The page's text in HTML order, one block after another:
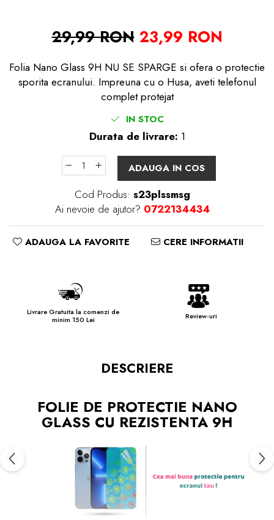
29,99 RON 23,99 RON
Folia Nano Glass 9H NU SE SPARGE si ofera o protectie
sporita ecranului. Impreuna cu o Husa, aveti telefonul
complet protejat
IN STOC
Durata de livrare: 1
ADAUGA IN COS
Cod Produs: s23plssmsg
Ai nevoie de ajutor? 0722134434
ADAUGA LA FAVORITE CERE INFORMATII
Livrare Gratuita la comenzi de
minim 150 Lei
Review-uri
DESCRIERE
FOLIE DE PROTECTIE NANO
GLASS CU REZISTENTA 9H